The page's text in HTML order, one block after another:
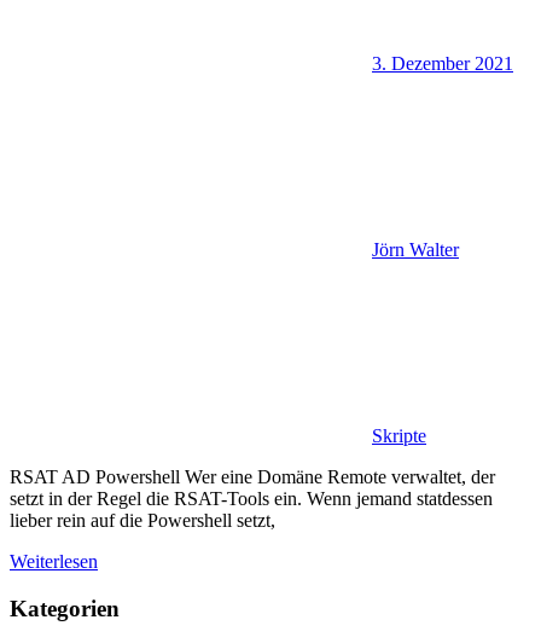
3. Dezember 2021
Jörn Walter
Skripte
RSAT AD Powershell Wer eine Domäne Remote verwaltet, der
setzt in der Regel die RSAT-Tools ein. Wenn jemand statdessen
lieber rein auf die Powershell setzt,
Weiterlesen
Kategorien